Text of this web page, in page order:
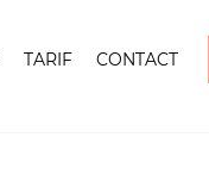
TARIF CONTACT